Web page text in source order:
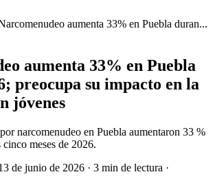
aumenta 33% en Puebla duran...
aumenta 33% en Puebla
preocupa su impacto en la
jóvenes
narcomenudeo en Puebla aumentaron 33 %
meses de 2026.
de junio de 2026 · 3 min de lectura ·